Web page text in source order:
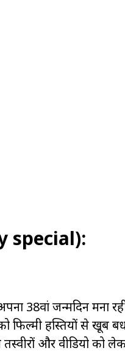
special):
38वां जन्मदिन मना
फिल्मी हस्तियों से खूब
और वीडियो को